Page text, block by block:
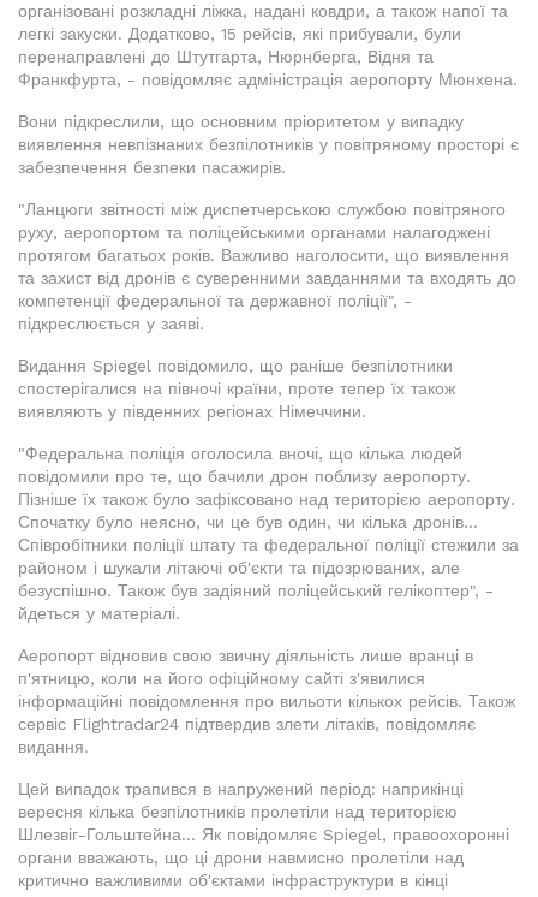
організовані розкладні ліжка, надані ковдри, а також напої та
легкі закуски. Додатково, 15 рейсів, які прибували, були
перенаправлені до Штутгарта, Нюрнберга, Відня та
Франкфурта, - повідомляє адміністрація аеропорту Мюнхена.
Вони підкреслили, що основним пріоритетом у випадку
виявлення невпізнаних безпілотників у повітряному просторі є
забезпечення безпеки пасажирів.
"Ланцюги звітності між диспетчерською службою повітряного
руху, аеропортом та поліцейськими органами налагоджені
протягом багатьох років. Важливо наголосити, що виявлення
та захист від дронів є суверенними завданнями та входять до
компетенції федеральної та державної поліції", -
підкреслюється у заяві.
Видання Spiegel повідомило, що раніше безпілотники
спостерігалися на півночі країни, проте тепер їх також
виявляють у південних регіонах Німеччини.
"Федеральна поліція оголосила вночі, що кілька людей
повідомили про те, що бачили дрон поблизу аеропорту.
Пізніше їх також було зафіксовано над територією аеропорту.
Спочатку було неясно, чи це був один, чи кілька дронів...
Співробітники поліції штату та федеральної поліції стежили за
районом і шукали літаючі об'єкти та підозрюваних, але
безуспішно. Також був задіяний поліцейський гелікоптер", -
йдеться у матеріалі.
Аеропорт відновив свою звичну діяльність лише вранці в
п'ятницю, коли на його офіційному сайті з'явилися
інформаційні повідомлення про вильоти кількох рейсів. Також
сервіс Flightradar24 підтвердив злети літаків, повідомляє
видання.
Цей випадок трапився в напружений період: наприкінці
вересня кілька безпілотників пролетіли над територією
Шлезвіг-Гольштейна... Як повідомляє Spiegel, правоохоронні
органи вважають, що ці дрони навмисно пролетіли над
критично важливими об'єктами інфраструктури в кінці